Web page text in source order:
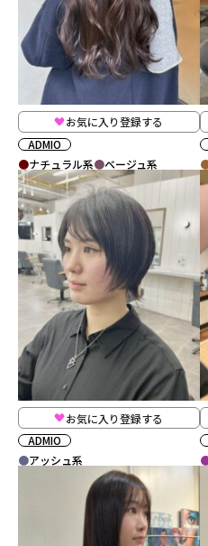
お気に入り登録する
ADMIO
ナチュラル系
ベージュ系
お気に入り登録する
ADMIO
アッシュ系